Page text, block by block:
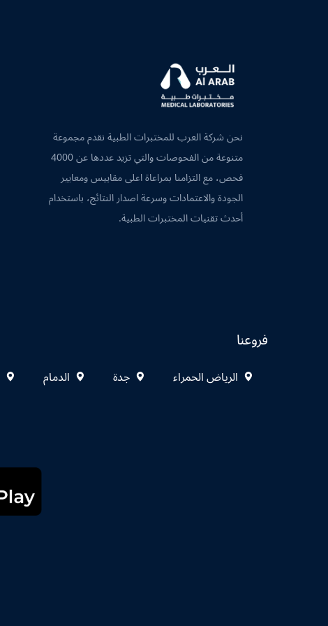
نحن شركة العرب للمختبرات الطبية نقدم مجموعة
متنوعة من الفحوصات والتي تزيد عددها عن 4000
فحص، مع التزامنا بمراعاة اعلى مقاييس ومعايير
الجودة والاعتمادات وسرعة اصدار النتائج، باستخدام
أحدث تقنيات المختبرات الطبية.
فروعنا
الرياض الحمراء جدة الدمام